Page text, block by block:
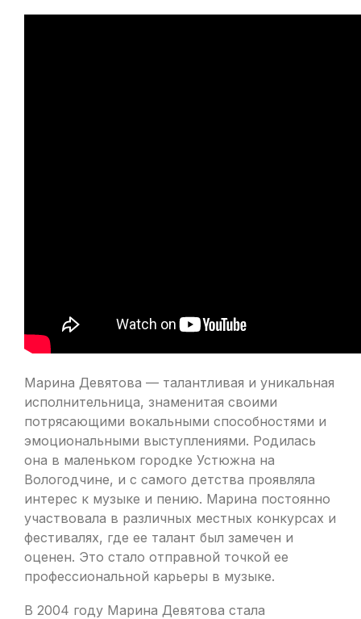
Марина Девятова — талантливая и уникальная
исполнительница, знаменитая своими
потрясающими вокальными способностями и
эмоциональными выступлениями. Родилась
она в маленьком городке Устюжна на
Вологодчине, и с самого детства проявляла
интерес к музыке и пению. Марина постоянно
участвовала в различных местных конкурсах и
фестивалях, где ее талант был замечен и
оценен. Это стало отправной точкой ее
профессиональной карьеры в музыке.
В 2004 году Марина Девятова стала